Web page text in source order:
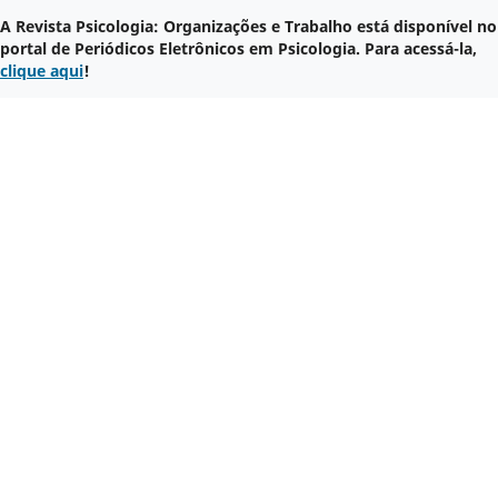
A Revista Psicologia: Organizações e Trabalho está disponível no
portal de Periódicos Eletrônicos em Psicologia. Para acessá-la,
clique aqui!